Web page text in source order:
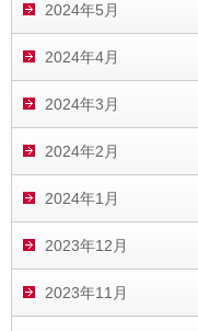
2024年5月
2024年4月
2024年3月
2024年2月
2024年1月
2023年12月
2023年11月